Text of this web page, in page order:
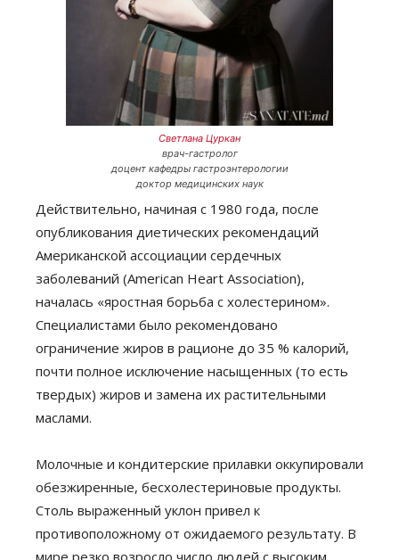
Светлана Цуркан
врач-гастролог
доцент кафедры гастроэнтерологии
доктор медицинских наук
Действительно, начиная с 1980 года, после
опубликования диетических рекомендаций
Американской ассоциации сердечных
заболеваний (American Heart Association),
началась «яростная борьба с холестерином».
Специалистами было рекомендовано
ограничение жиров в рационе до 35 % калорий,
почти полное исключение насыщенных (то есть
твердых) жиров и замена их растительными
маслами.
Молочные и кондитерские прилавки оккупировали
обезжиренные, бесхолестериновые продукты.
Столь выраженный уклон привел к
противоположному от ожидаемого результату. В